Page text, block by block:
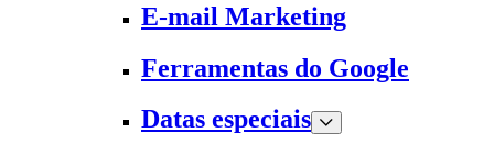
E-mail Marketing
Ferramentas do Google
Datas especiais